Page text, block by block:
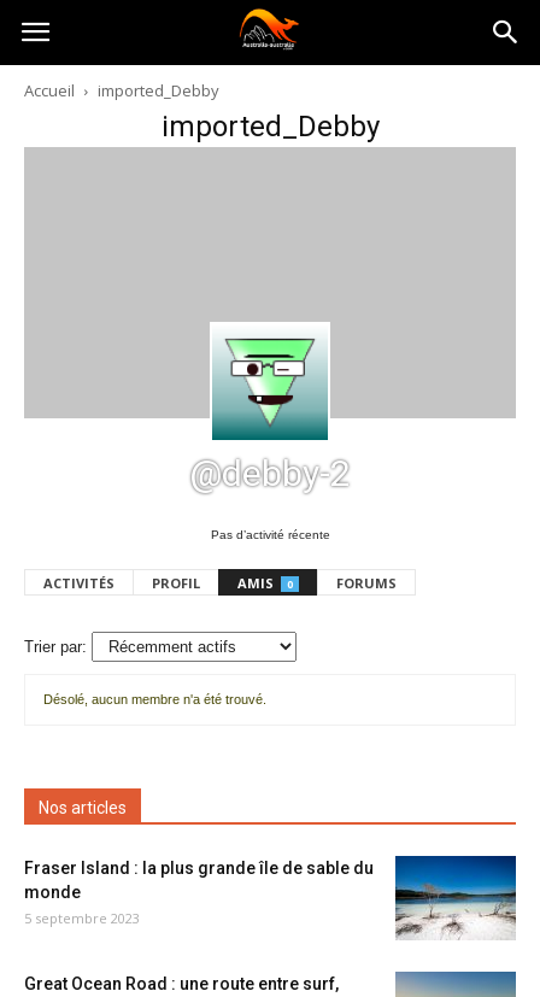
Australia-
australie.com
Accueil imported_Debby
imported_Debby
@debby-2
Pas d’activité récente
ACTIVITÉS PROFIL AMIS 0 FORUMS
Trier par:
amis
Désolé, aucun membre n'a été trouvé.
Nos articles
Fraser Island : la plus grande île de sable du
monde
5 septembre 2023
Great Ocean Road : une route entre surf,